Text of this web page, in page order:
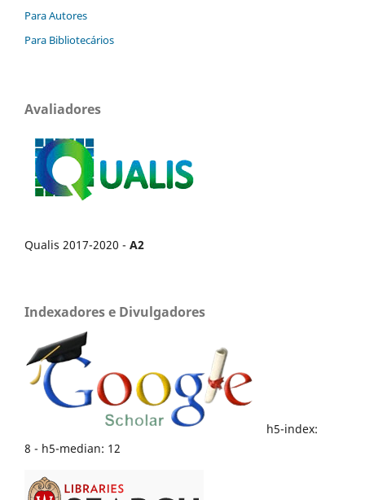
Para Autores
Para Bibliotecários
Avaliadores
Qualis 2017-2020 - A2
Indexadores e Divulgadores
h5-index:
8 - h5-median: 12